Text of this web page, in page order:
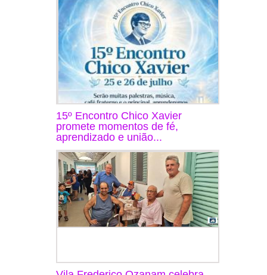
15º Encontro Chico Xavier
promete momentos de fé,
aprendizado e união...